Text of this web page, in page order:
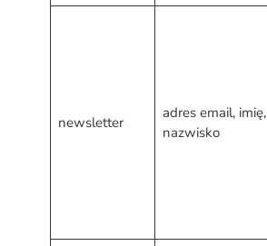
newsletter
adres email, imię,
nazwisko